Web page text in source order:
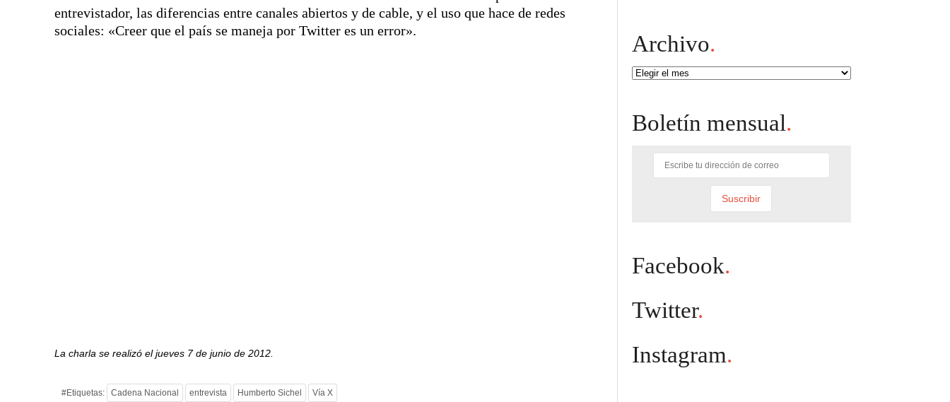
entrevistador, las diferencias entre canales abiertos y de cable, y el uso que hace de redes
sociales: «Creer que el país se maneja por Twitter es un error».
La charla se realizó el jueves 7 de junio de 2012.
#Etiquetas: Cadena Nacional entrevista Humberto Sichel Vía X
Archivo.
Archivo
Boletín mensual.
Facebook.
Twitter.
Instagram.